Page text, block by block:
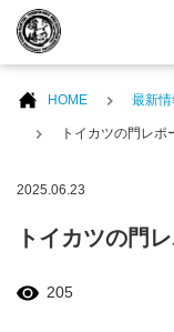
HOME 最新情
トイカツの門レ
2025.06.23
トイカツの門
205